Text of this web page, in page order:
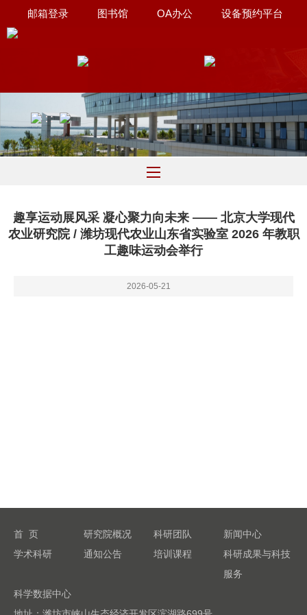
设备预约平台
OA办公
图书馆
邮箱登录
∷
趣享运动展风采 凝心聚力向未来 —— 北京大学现代
农业研究院 / 潍坊现代农业山东省实验室 2026 年教职
工趣味运动会举行
2026-05-21
首 页 研究院概况 科研团队
新闻中心
学术科研
通知公告 培训课程
科研成果与科技
服务
科学数据中心